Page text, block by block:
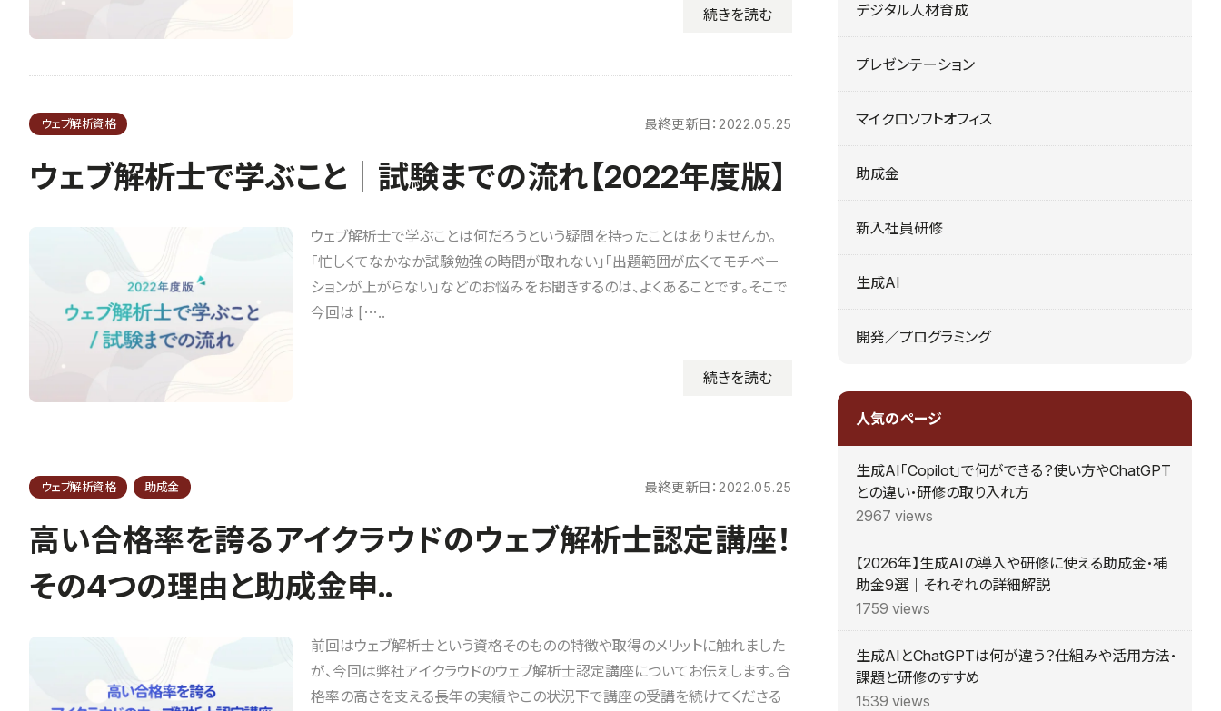
続きを読む
ウェブ解析資格 最終更新日： 2022.05.25
ウェブ解析士で学ぶこと｜試験までの流れ【2022年度版】
ウェブ解析士で学ぶことは何だろうという疑問を持ったことはありませんか。
「忙しくてなかなか試験勉強の時間が取れない」「出題範囲が広くてモチベー
ションが上がらない」などのお悩みをお聞きするのは、よくあることです。そこで
今回は […..
続きを読む
ウェブ解析資格 助成金 最終更新日： 2022.05.25
高い合格率を誇るアイクラウドのウェブ解析士認定講座！
その4つの理由と助成金申..
前回はウェブ解析士という資格そのものの特徴や取得のメリットに触れました
が、今回は弊社アイクラウドのウェブ解析士認定講座についてお伝えします。合
格率の高さを支える長年の実績やこの状況下で講座の受講を続けてくださる
デジタル人材育成
プレゼンテーション
マイクロソフトオフィス
助成金
新入社員研修
生成AI
開発／プログラミング
人気のページ
生成AI「Copilot」で何ができる？使い方やChatGPT
との違い・研修の取り入れ方
2967 views
【2026年】生成AIの導入や研修に使える助成金・補
助金9選｜それぞれの詳細解説
1759 views
生成AIとChatGPTは何が違う？仕組みや活用方法・
課題と研修のすすめ
1539 views